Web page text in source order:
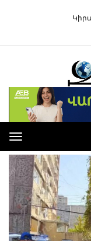
Toggle
navigation